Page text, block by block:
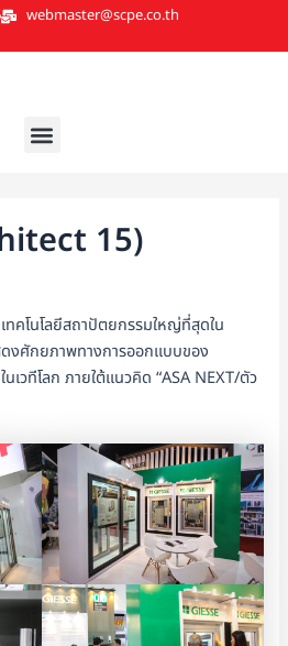
webmaster@scpe.co.th
Menu
15)
ทคโนโลยีสถาปัตยกรรมใหญ่ที่สุดใน
งศักยภาพทางการออกแบบของ
วทีโลก ภายใต้แนวคิด “ASA NEXT/ตัว